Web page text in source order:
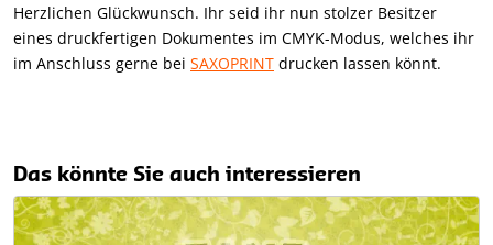
Herzlichen Glückwunsch. Ihr seid ihr nun stolzer Besitzer
eines druckfertigen Dokumentes im CMYK-Modus, welches ihr
im Anschluss gerne bei SAXOPRINT drucken lassen könnt.
Das könnte Sie auch interessieren